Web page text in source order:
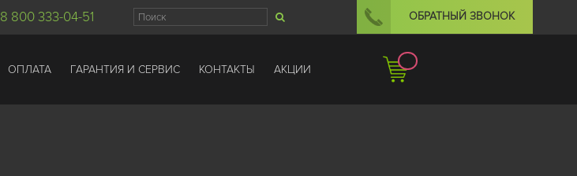
8 800 333-04-51 ОБРАТНЫЙ ЗВОНОК
ОПЛАТА ГАРАНТИЯ И СЕРВИС КОНТАКТЫ АКЦИИ